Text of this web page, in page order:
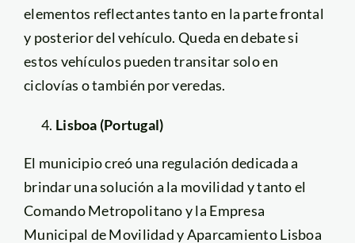
elementos reflectantes tanto en la parte frontal
y posterior del vehículo. Queda en debate si
estos vehículos pueden transitar solo en
ciclovías o también por veredas.
Lisboa (Portugal)
El municipio creó una regulación dedicada a
brindar una solución a la movilidad y tanto el
Comando Metropolitano y la Empresa
Municipal de Movilidad y Aparcamiento Lisboa